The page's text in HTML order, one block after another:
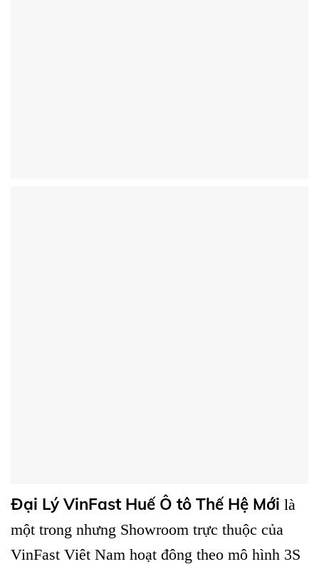
Đại Lý VinFast Huế Ô tô Thế Hệ Mới là
một trong nhưng Showroom trực thuộc của
VinFast Viêt Nam hoạt đông theo mô hình 3S